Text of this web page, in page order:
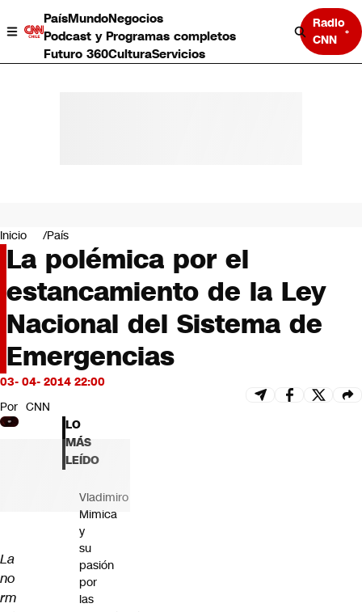
PaísMundoNegocios
Podcast y Programas completos
Futuro 360CulturaServicios
Radio
CNN
Negocios
Deportes
Programas completos
Cultura
Servicios
Bits
CNN tiempo
Futuro 360
Inicio País
La polémica por el
estancamiento de la Ley
Nacional del Sistema de
Emergencias
03- 04- 2014 22:00
Por CNN
La
no
rm
LO
MÁS
LEÍDO
Vladimiro
Mimica
y
su
pasión
por
las